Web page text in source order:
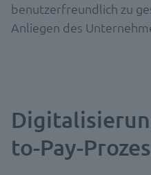
benutzerfreundlich zu
Anliegen des
to-Pay-